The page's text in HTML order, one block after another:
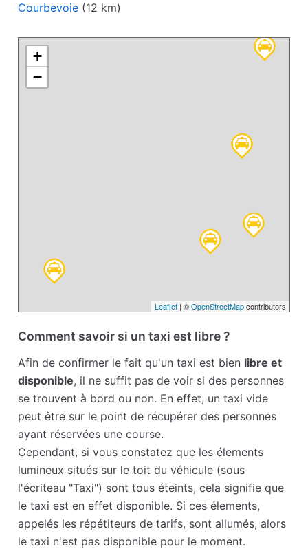
Courbevoie (12 km)
+
−
Leaflet| ©OpenStreetMapcontributors
Comment savoir si un taxi est libre ?
Afin de confirmer le fait qu'un taxi est bien libre et
disponible, il ne suffit pas de voir si des personnes
se trouvent à bord ou non. En effet, un taxi vide
peut être sur le point de récupérer des personnes
ayant réservées une course.
Cependant, si vous constatez que les élements
lumineux situés sur le toit du véhicule (sous
l'écriteau "Taxi") sont tous éteints, cela signifie que
le taxi est en effet disponible. Si ces élements,
appelés les répétiteurs de tarifs, sont allumés, alors
le taxi n'est pas disponible pour le moment.